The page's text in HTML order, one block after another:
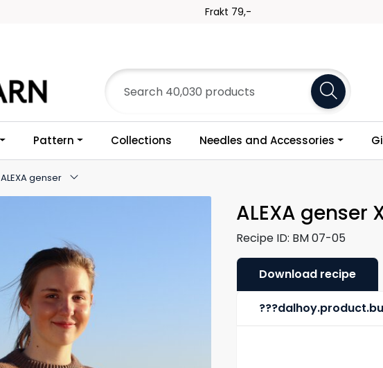
Frakt 79,-
Pattern Collections Needles and Accessories
ALEXA genser
ALEXA genser
Recipe ID: BM 07-05
Download recipe